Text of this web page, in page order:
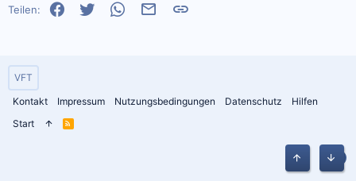
Teilen: FacebookTwitter WhatsApp
E-MailLink
VFT
Kontakt
Impressum Nutzungsbedingungen Datenschutz
Hilfen
Start
R
Oben Unten